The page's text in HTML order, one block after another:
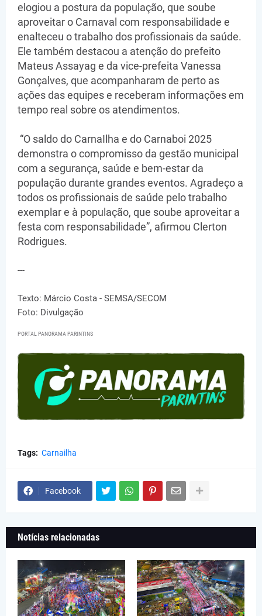
elogiou a postura da população, que soube
aproveitar o Carnaval com responsabilidade e
enalteceu o trabalho dos profissionais da saúde.
Ele também destacou a atenção do prefeito
Mateus Assayag e da vice-prefeita Vanessa
Gonçalves, que acompanharam de perto as
ações das equipes e receberam informações em
tempo real sobre os atendimentos.
“O saldo do CarnaIlha e do Carnaboi 2025
demonstra o compromisso da gestão municipal
com a segurança, saúde e bem-estar da
população durante grandes eventos. Agradeço a
todos os profissionais de saúde pelo trabalho
exemplar e à população, que soube aproveitar a
festa com responsabilidade”, afirmou Clerton
Rodrigues.
---
Texto: Márcio Costa - SEMSA/SECOM
Foto: Divulgação
PORTAL PANORAMA PARINTINS
Tags: Carnailha
Facebook
Notícias relacionadas